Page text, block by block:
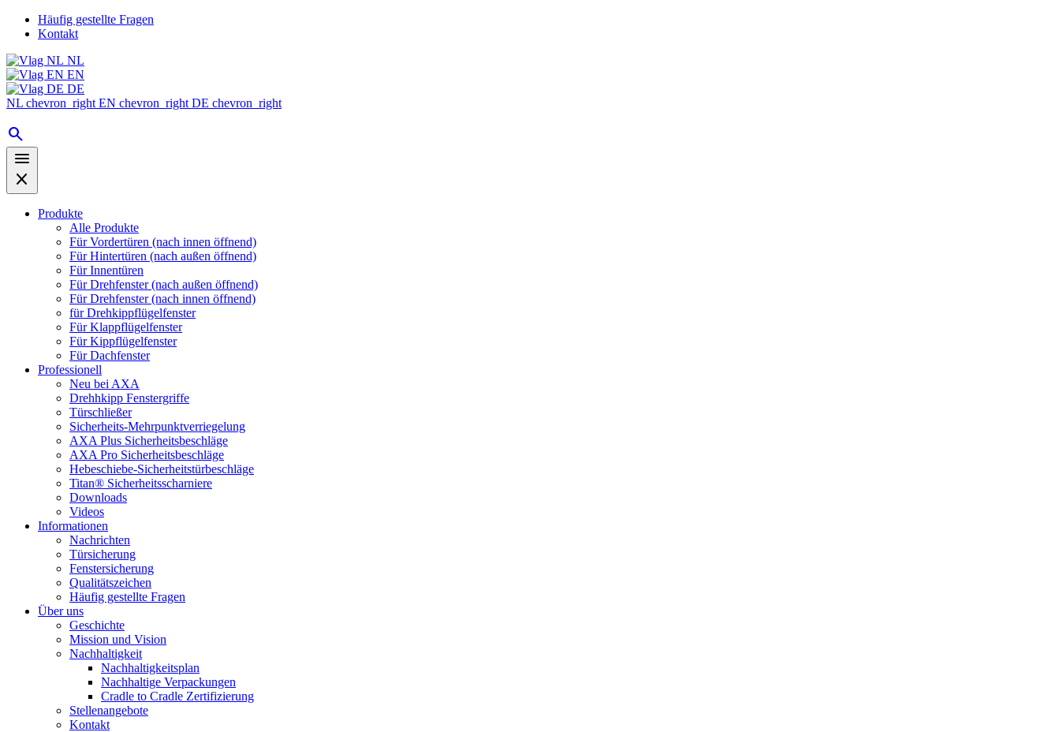
Häufig gestellte Fragen
Kontakt
NL
EN
DE
NL chevron_right EN chevron_right DE chevron_right
search
menu
close
Produkte
Alle Produkte
Für Vordertüren (nach innen öffnend)
Für Hintertüren (nach außen öffnend)
Für Innentüren
Für Drehfenster (nach außen öffnend)
Für Drehfenster (nach innen öffnend)
für Drehkippflügelfenster
Für Klappflügelfenster
Für Kippflügelfenster
Für Dachfenster
Professionell
Neu bei AXA
Drehhkipp Fenstergriffe
Türschließer
Sicherheits-Mehrpunktverriegelung
AXA Plus Sicherheitsbeschläge
AXA Pro Sicherheitsbeschläge
Hebeschiebe-Sicherheitstürbeschläge
Titan® Sicherheitsscharniere
Downloads
Videos
Informationen
Nachrichten
Türsicherung
Fenstersicherung
Qualitätszeichen
Häufig gestellte Fragen
Über uns
Geschichte
Mission und Vision
Nachhaltigkeit
Nachhaltigkeitsplan
Nachhaltige Verpackungen
Cradle to Cradle Zertifizierung
Stellenangebote
Kontakt